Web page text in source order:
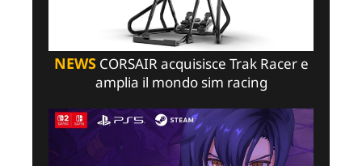
NEWSCORSAIR acquisisce Trak Racer e
amplia il mondo sim racing